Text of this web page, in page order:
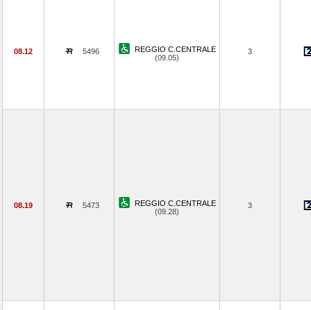
08.12 5496
REGGIO C.CENTRALE
(09.05)
3
08.19 5473
REGGIO C.CENTRALE
(09.28)
3